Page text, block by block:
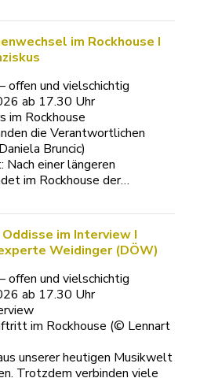
im Rockhouse I
offen und vielschichtig
ab 17.30 Uhr
im Rockhouse
die Verantwortlichen
Bruncic)
einer längeren
im Rockhouse der…
im Interview I
Weidinger (DÖW)
offen und vielschichtig
ab 17.30 Uhr
im Rockhouse (© Lennart
unserer heutigen Musikwelt
Trotzdem verbinden viele